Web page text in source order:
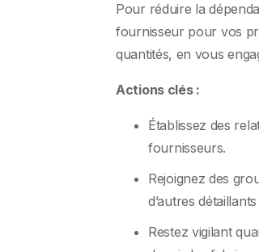
Pour réduire la
fournisseur pour vos
quantités, en vous
Actions clés :
Établissez des
fournisseurs.
Rejoignez des
d’autres
Restez vigilant